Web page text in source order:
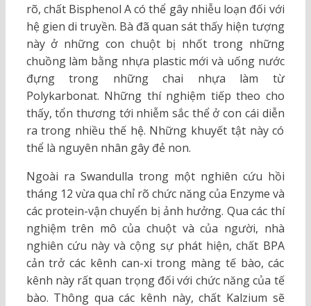
rõ, chất Bisphenol A có thể gây nhiễu loạn đối với
hệ gien di truyền. Bà đã quan sát thấy hiện tượng
này ở những con chuột bị nhốt trong những
chuồng làm bằng nhựa plastic mới và uống nước
đựng trong những chai nhựa làm từ
Polykarbonat. Những thí nghiệm tiếp theo cho
thấy, tổn thương tới nhiễm sắc thể ở con cái diễn
ra trong nhiều thế hệ. Những khuyết tật này có
thể là nguyên nhân gây đẻ non.
Ngoài ra Swandulla trong một nghiên cứu hồi
tháng 12 vừa qua chỉ rõ chức năng của Enzyme và
các protein-vận chuyển bị ảnh hưởng. Qua các thí
nghiệm trên mô của chuột và của người, nhà
nghiên cứu này và cộng sự phát hiện, chất BPA
cản trở các kênh can-xi trong màng tế bào, các
kênh này rất quan trọng đối với chức năng của tế
bào. Thông qua các kênh này, chất Kalzium sẽ